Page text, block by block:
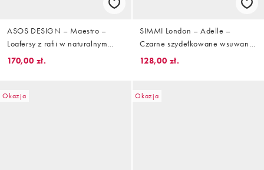
ASOS DESIGN – Maestro –
Loafersy z rafii w naturalnym
kolorze
170,00 zł.
SIMMI London – Adelle –
Czarne szydełkowane wsuwane
sandały na grubej podeszwie
128,00 zł.
Okazja Okazja